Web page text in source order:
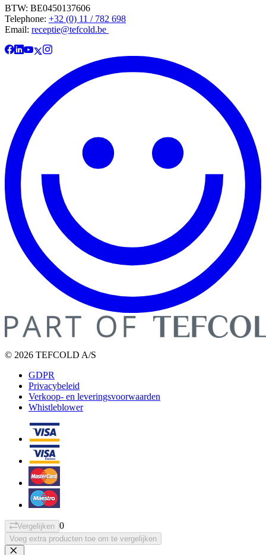
BTW: BE0450137606
Telephone: +32 (0) 11 / 782 698
Email: receptie@tefcold.be
© 2026 TEFCOLD A/S
GDPR
Privacybeleid
Verkoop- en leveringsvoorwaarden
Whistleblower
Vergelijken 0
Voeg extra producten toe om te vergelijken